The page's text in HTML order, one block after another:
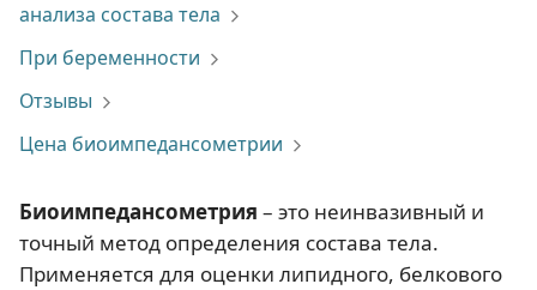
анализа состава тела
При беременности
Отзывы
Цена биоимпедансометрии
Биоимпедансометрия – это неинвазивный и
точный метод определения состава тела.
Применяется для оценки липидного, белкового